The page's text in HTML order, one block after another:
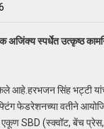
स्पर्धेत उत्कृष्ठ
सिंह भट्टी यांचे
फेडरेशनच्या वतीने
SBD (स्क्वॉट, बेंच